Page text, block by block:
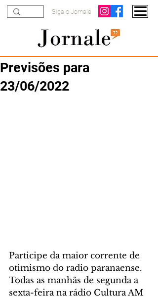
Siga o Jornale
Previsões para
23/06/2022
Participe da maior corrente de
otimismo do radio paranaense.
Todas as manhãs de segunda a
sexta-feira na rádio Cultura AM